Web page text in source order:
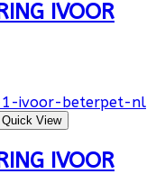
IVOOR
Quick View
IVOOR